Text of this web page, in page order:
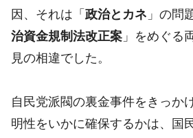
因、それは「 政治とカネ 」の問
治資金規制法改正案 」をめぐる
見の相違でした。
自民党派閥の裏金事件をきっか
明性をいかに確保するかは、国